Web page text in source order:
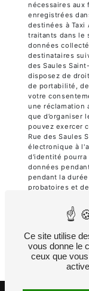
nécessaires aux
enregistrées
destinées à Taxi
traitants dans le
données
destinataires
des Saules
disposez de
de portabilité,
votre
une réclamation
que d’organiser
pouvez exercer
Rue des Saules
électronique à
d'identité pourra
données
pendant la
probatoires et
droit de vous
démarchage
Bloctel.gouv.fr
.
Ce site utilise
vous donne le
ceux que